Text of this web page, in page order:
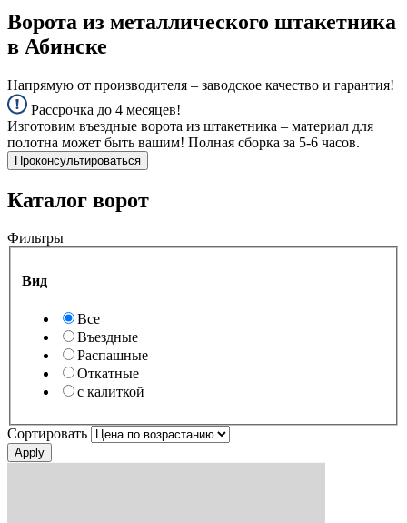
Ворота из металлического штакетника
в Абинске
Напрямую от производителя – заводское качество и гарантия!
Рассрочка до 4 месяцев!
Изготовим въездные ворота из штакетника – материал для
полотна может быть вашим! Полная сборка за 5-6 часов.
Проконсультироваться
Каталог ворот
Фильтры
Вид
Все
Въездные
Распашные
Откатные
с калиткой
Сортировать